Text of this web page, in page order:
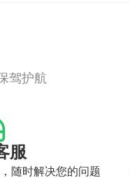
驾护航
服
随时解决您的问题